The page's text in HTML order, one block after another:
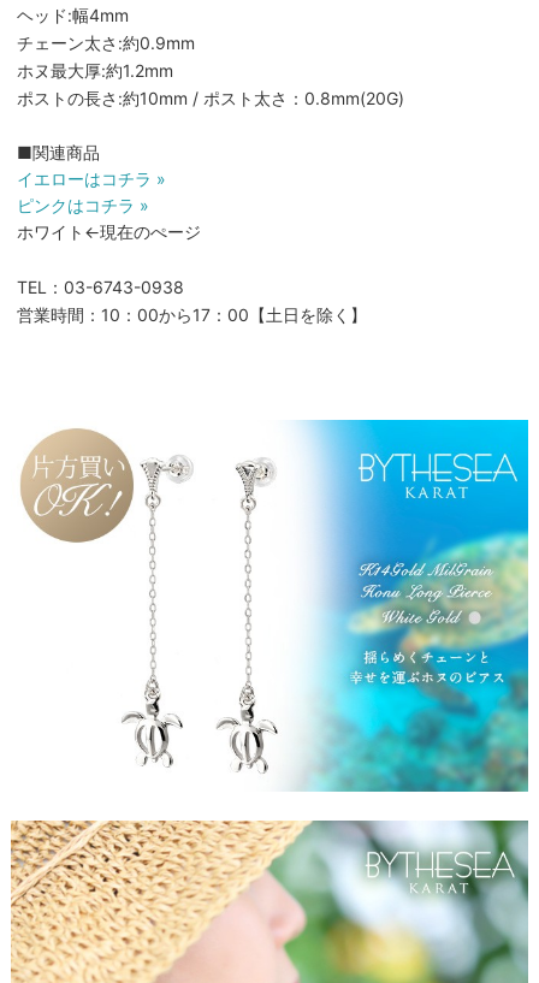
ヘッド:幅4mm
チェーン太さ:約0.9mm
ホヌ最大厚:約1.2mm
ポストの長さ:約10mm / ポスト太さ：0.8mm(20G)
■関連商品
イエローはコチラ »
ピンクはコチラ »
ホワイト←現在のぺージ
TEL：03-6743-0938
営業時間：10：00から17：00【土日を除く】